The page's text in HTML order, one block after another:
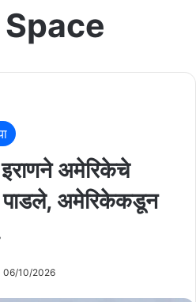
इराणने अमेरिकेचे
पाडले, अमेरिकेकडून
06/10/2026